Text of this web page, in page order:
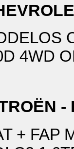
4WD
-
+ FAP